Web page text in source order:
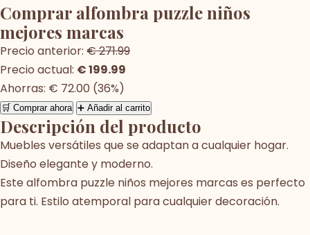
Comprar alfombra puzzle niños
mejores marcas
Precio anterior: € 271.99
Precio actual: € 199.99
Ahorras: € 72.00 (36%)
🛒 Comprar ahora ➕ Añadir al carrito
Descripción del producto
Muebles versátiles que se adaptan a cualquier hogar.
Diseño elegante y moderno.
Este alfombra puzzle niños mejores marcas es perfecto
para ti. Estilo atemporal para cualquier decoración.